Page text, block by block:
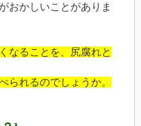
おかしいことがありま
なることを、尻腐れと
られるのでしょうか。